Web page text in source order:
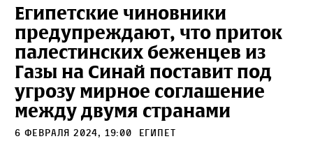
Египетские чиновники
предупреждают, что приток
палестинских беженцев из
Газы на Синай поставит под
угрозу мирное соглашение
между двумя странами
6 февраля 2024, 19:00 Египет